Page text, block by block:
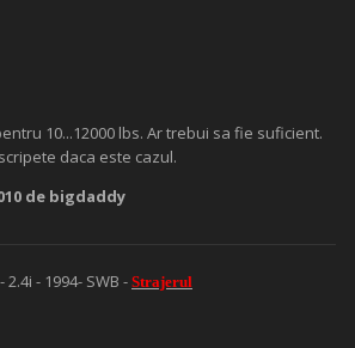
10...12000 lbs. Ar trebui sa fie suficient.
daca este cazul.
de bigdaddy
- 1994- SWB - Strajerul